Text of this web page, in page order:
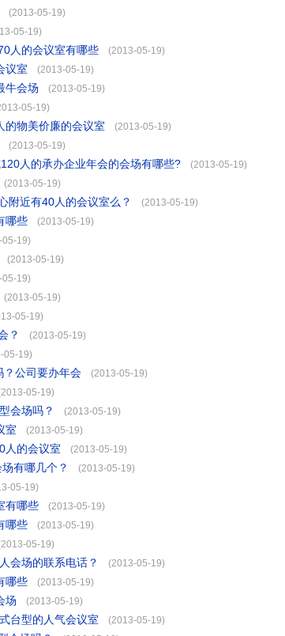
(2013-05-19)
05-19)
人的会议室有哪些 (2013-05-19)
议室 (2013-05-19)
牛会场 (2013-05-19)
05-19)
的物美价廉的会议室 (2013-05-19)
(2013-05-19)
人的承办企业年会的会场有哪些? (2013-05-19)
(2013-05-19)
附近有40人的会议室么？ (2013-05-19)
哪些 (2013-05-19)
05-19)
(2013-05-19)
05-19)
(2013-05-19)
05-19)
？ (2013-05-19)
05-19)
？公司要办年会 (2013-05-19)
05-19)
会场吗？ (2013-05-19)
室 (2013-05-19)
人的会议室 (2013-05-19)
有哪几个？ (2013-05-19)
05-19)
有哪些 (2013-05-19)
哪些 (2013-05-19)
05-19)
会场的联系电话？ (2013-05-19)
哪些 (2013-05-19)
场 (2013-05-19)
台型的人气会议室 (2013-05-19)